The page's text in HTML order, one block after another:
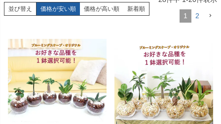
並び替え 価格が安い順 価格が高い順 新着順
1 2